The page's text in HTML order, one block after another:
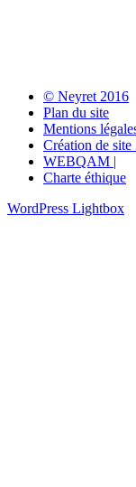
© Neyret 2016
Plan du site
Mentions
Création de site
WEBQAM |
Charte éthique
WordPress Lightbox